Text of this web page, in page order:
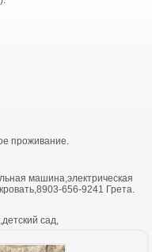
проживание.
машина,электрическая
656-9241 Грета.
сад,